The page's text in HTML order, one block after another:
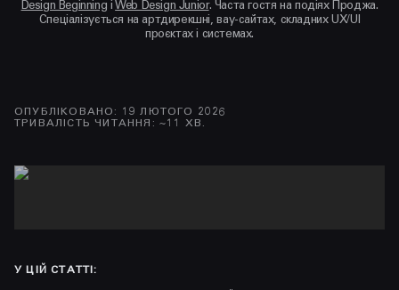
Design Beginning iWeb Design Junior. Часта гостя на подіях Проджа.
Спеціалізується на артдирекшні, вау-сайтах, складних UX/UI
проєктах і системах.
ОПУБЛІКОВАНО :
19 ЛЮТОГО 2026
ТРИВАЛІСТЬ ЧИТАННЯ : ~11 ХВ.
У ЦІЙ СТАТТІ: